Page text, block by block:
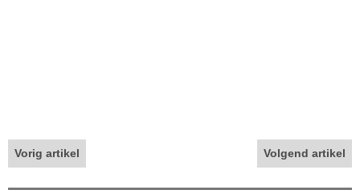
Vorig artikel Volgend artikel